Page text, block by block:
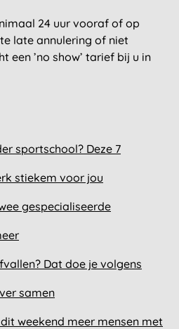
24 uur vooraf of op
late annulering of niet
een ’no show’ tarief bij u in
sportschool? Deze 7
stiekem voor jou
gespecialiseerde
Dat doe je volgens
samen
weekend meer mensen met